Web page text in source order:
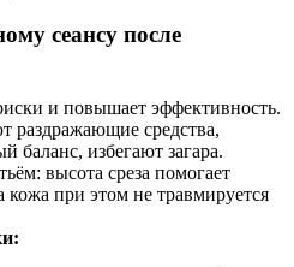
сеансу после
и повышает эффективность.
раздражающие средства,
баланс, избегают загара.
высота среза помогает
кожа при этом не травмируется